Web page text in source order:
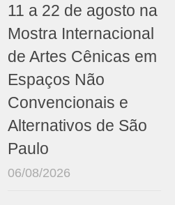
11 a 22 de agosto na
Mostra Internacional
de Artes Cênicas em
Espaços Não
Convencionais e
Alternativos de São
Paulo
06/08/2026